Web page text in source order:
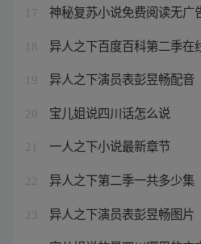
17 神秘复苏小说免费阅读无广
18 异人之下百度百科第二季在
19 异人之下演员表彭昱畅配音
20 宝儿姐说四川话怎么说
21 一人之下小说最新章节
22 异人之下第二季一共多少集
23 异人之下演员表彭昱畅图片